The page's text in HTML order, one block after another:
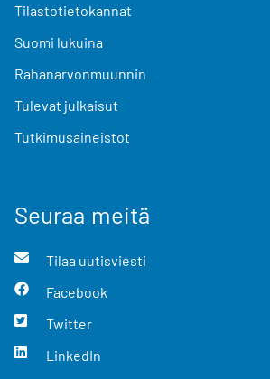
Tilastotietokannat
Suomi lukuina
Rahanarvonmuunnin
Tulevat julkaisut
Tutkimusaineistot
Seuraa meitä
Tilaa uutisviesti
Facebook
Twitter
LinkedIn